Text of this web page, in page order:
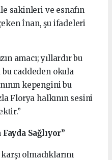
sakinleri ve esnafın
İnan, şu ifadeleri
amacı; yıllardır bu
bu caddeden okula
kepengini bu
Florya halkının sesini
Sağlıyor”
olmadıklarını